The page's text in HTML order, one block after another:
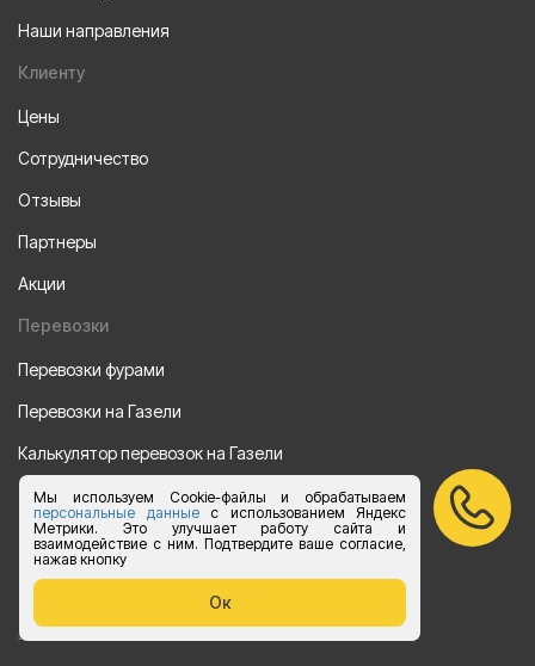
Мы используем Cookie-файлы и обрабатываем
персональные данныес использованием Яндекс
Метрики. Это улучшает работу сайта и
взаимодействие с ним. Подтвердите ваше согласие,
нажав кнопку
Ок
Наши направления
Клиенту
Цены
Сотрудничество
Отзывы
Партнеры
Акции
Перевозки
Перевозки фурами
Перевозки на Газели
Калькулятор перевозок на Газели
Направления
Из Санкт-Петербурга
Из Москвы
Все права защищены 2015-2026 г.